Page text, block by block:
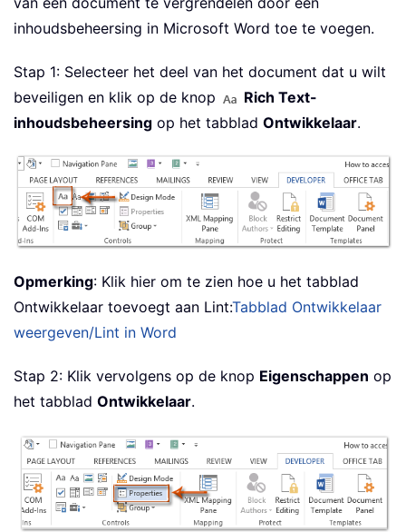
inhoudsbeheersing in Microsoft Word toe te voegen.
Stap 1: Selecteer het deel van het document dat u wilt
beveiligen en klik op de knop
Rich Text-
inhoudsbeheersing op het tabblad Ontwikkelaar.
Opmerking: Klik hier om te zien hoe u het tabblad
Ontwikkelaar toevoegt aan Lint:Tabblad Ontwikkelaar
weergeven/Lint in Word
Stap 2: Klik vervolgens op de knop Eigenschappen op
het tabblad Ontwikkelaar.